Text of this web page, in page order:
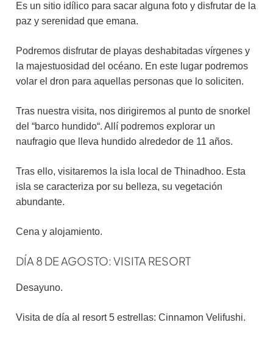
Es un sitio idílico para sacar alguna foto y disfrutar de la
paz y serenidad que emana.
Podremos disfrutar de playas deshabitadas vírgenes y
la majestuosidad del océano. En este lugar podremos
volar el dron para aquellas personas que lo soliciten.
Tras nuestra visita, nos dirigiremos al punto de snorkel
del “barco hundido“. Allí podremos explorar un
naufragio que lleva hundido alrededor de 11 años.
Tras ello, visitaremos la isla local de Thinadhoo. Esta
isla se caracteriza por su belleza, su vegetación
abundante.
Cena y alojamiento.
DÍA 8 DE AGOSTO: VISITA RESORT
Desayuno.
Visita de día al resort 5 estrellas: Cinnamon Velifushi.